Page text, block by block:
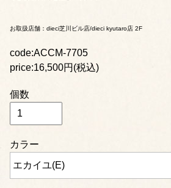
お取扱店舗：dieci芝川ビル店/dieci kyutaro店 2F
code:ACCM-7705
price:16,500円(税込)
個数
カラー